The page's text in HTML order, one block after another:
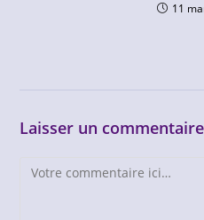
11
Laisser un commentaire
Comment